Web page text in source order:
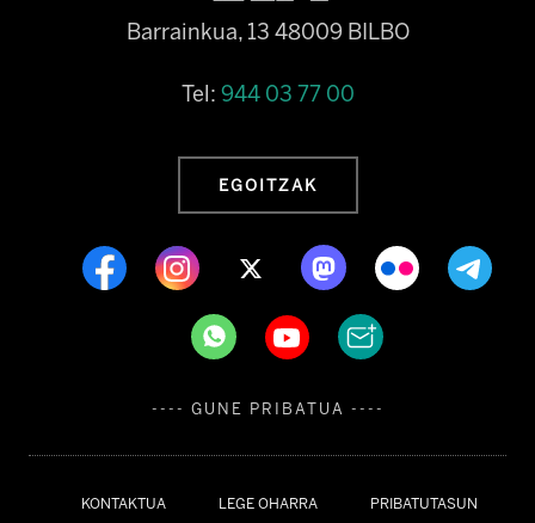
KONTAKTUA LEGE OHARRA PRIBATUTASUN
Barrainkua, 13 48009 BILBO
Tel: 944 03 77 00
EGOITZAK
---- GUNE PRIBATUA ----